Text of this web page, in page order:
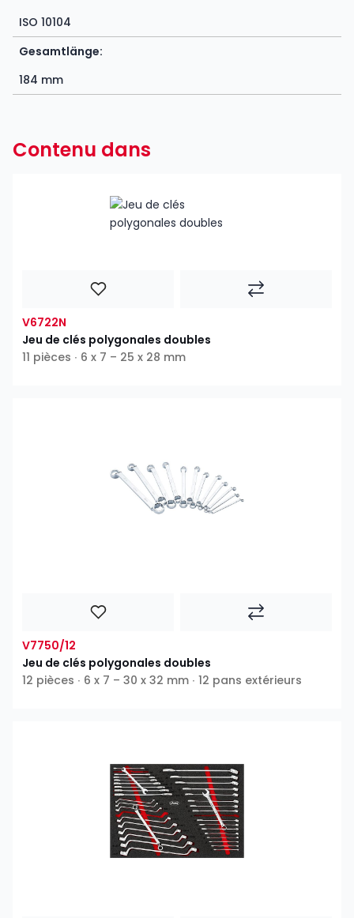
ISO 10104
Gesamtlänge:
184 mm
Contenu dans
V6722N
Jeu de clés polygonales doubles
11 pièces ∙ 6 x 7 – 25 x 28 mm
V7750/12
Jeu de clés polygonales doubles
12 pièces ∙ 6 x 7 – 30 x 32 mm ∙ 12 pans extérieurs